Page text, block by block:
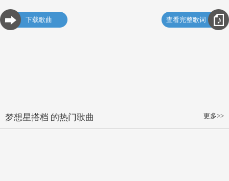
下载歌曲 查看完整歌词
更多>>
梦想星搭档 的热门歌曲